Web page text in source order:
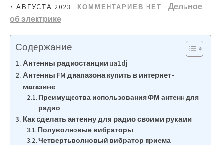
7 АВГУСТА 2023 КОММЕНТАРИЕВ НЕТ
Дельное
об электрике
Содержание
Антенны радиостанции ua1dj
Антенны FM диапазона купить в интернет-
магазине
Преимущества использования ФМ антенн для
радио
Как сделать антенну для радио своими руками
Полуволновые вибраторы
Четвертьволновый вибратор приема